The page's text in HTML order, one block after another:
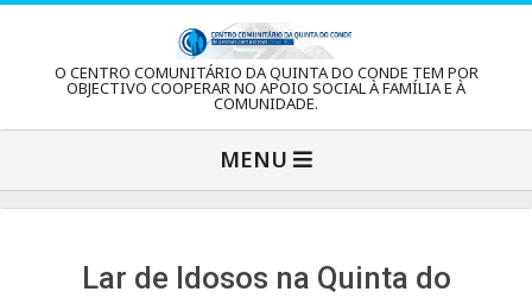
content
e
n
O CENTRO COMUNITÁRIO DA QUINTA DO CONDE TEM POR
OBJECTIVO COOPERAR NO APOIO SOCIAL À FAMÍLIA E À
COMUNIDADE.
Menu
MENU
Lar de Idosos na Quinta do